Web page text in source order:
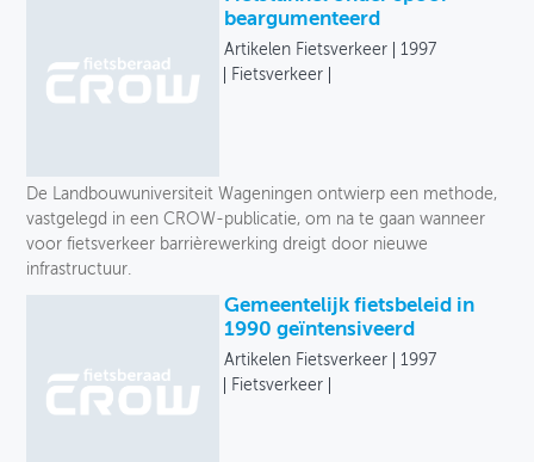
beargumenteerd
Artikelen Fietsverkeer
1997
Fietsverkeer
De Landbouwuniversiteit Wageningen ontwierp een methode,
vastgelegd in een CROW-publicatie, om na te gaan wanneer
voor fietsverkeer barrièrewerking dreigt door nieuwe
infrastructuur.
Gemeentelijk fietsbeleid in
1990 geïntensiveerd
Artikelen Fietsverkeer
1997
Fietsverkeer